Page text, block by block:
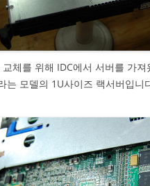
체를 위해 IDC에서 서버를 가져
는 모델의 1U사이즈 랙서버입니